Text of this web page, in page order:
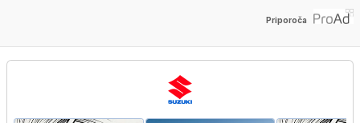
Priporoča